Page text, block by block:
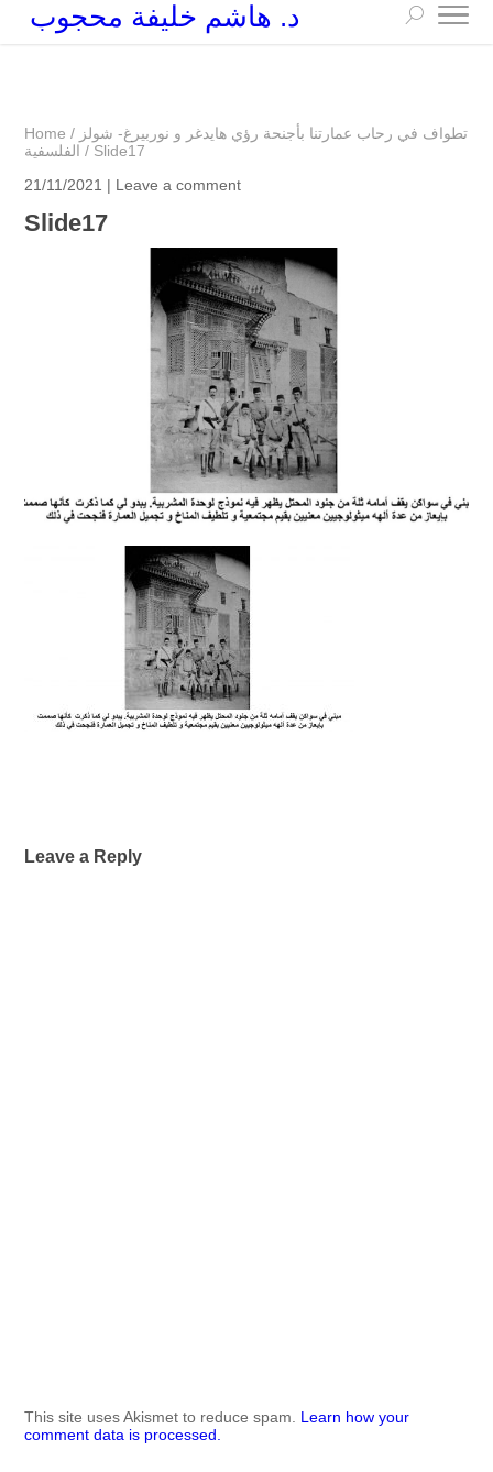
د. هاشم خليفة محجوب
Home / تطواف في رحاب عمارتنا بأجنحة رؤي هايدغر و نوربيرغ- شولز
الفلسفية / Slide17
21/11/2021 | Leave a comment
Slide17
Leave a Reply
This site uses Akismet to reduce spam. Learn how your
comment data is processed.